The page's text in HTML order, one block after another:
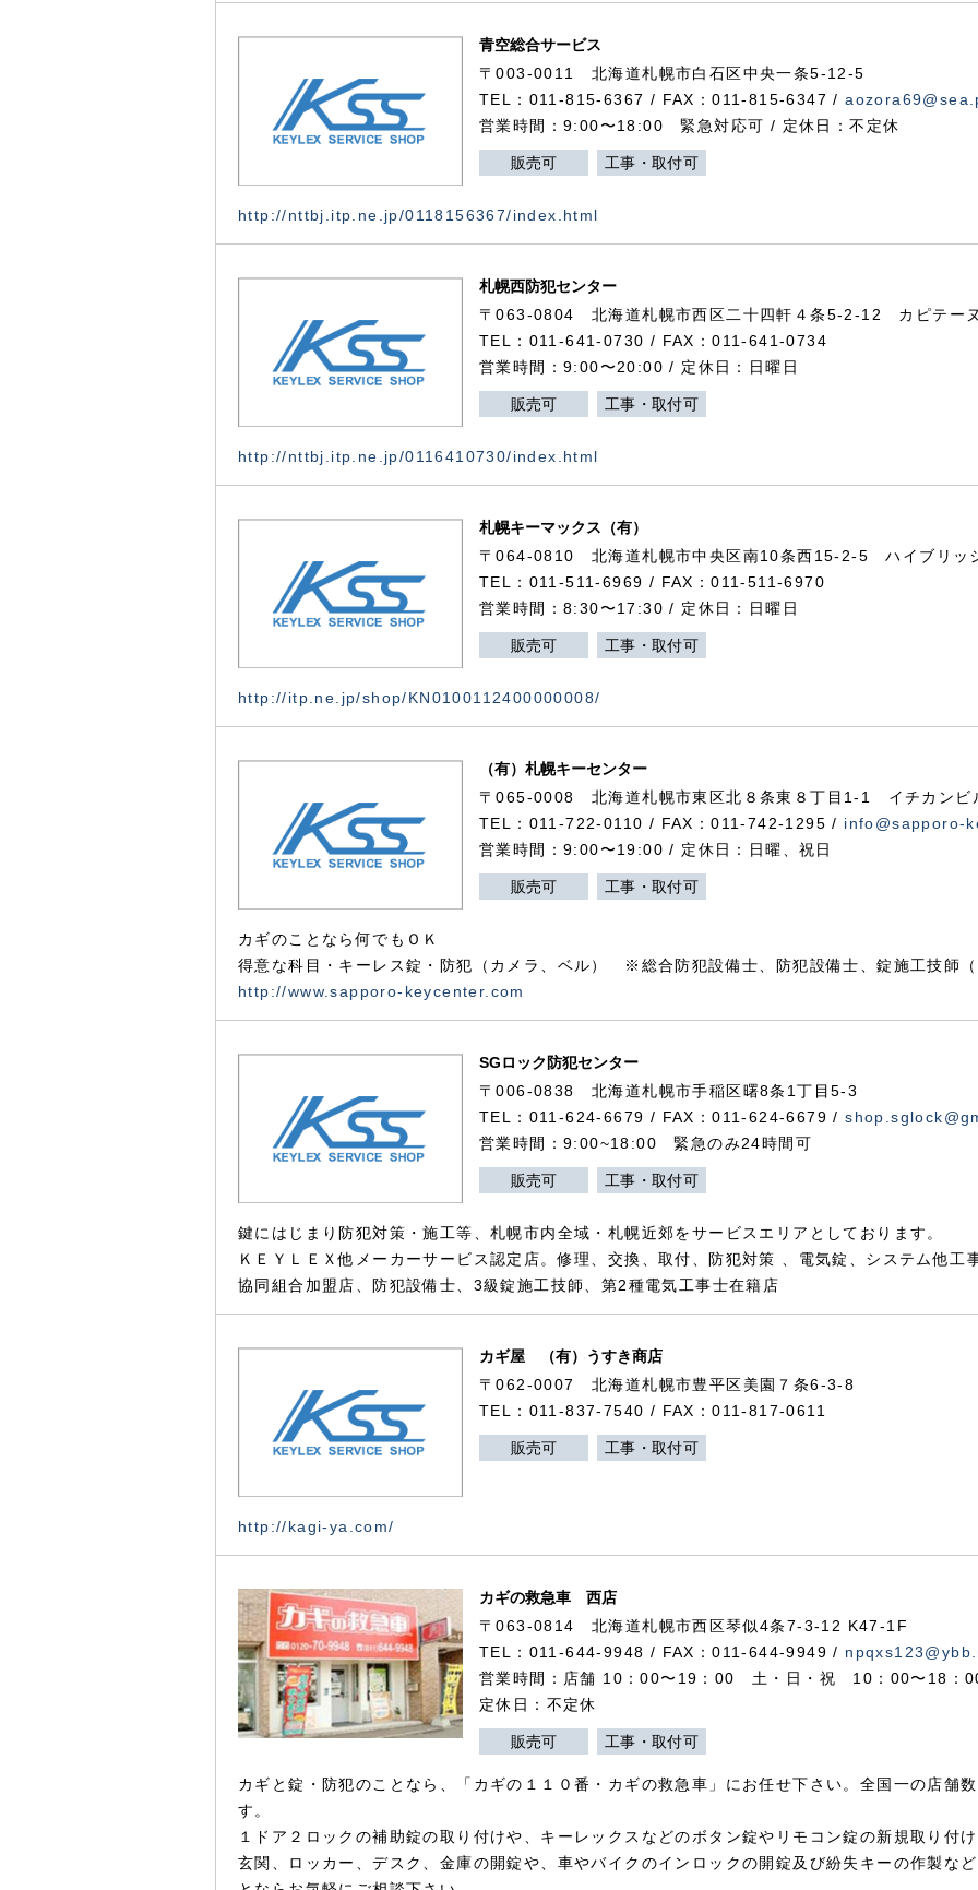
青空総合サービス
〒003-0011 北海道札幌市白石区中央一条5-12-5
TEL：011-815-6367 / FAX：011-815-6347 /
営業時間：9:00〜18:00 緊急対応可 / 定休日：不定休
販売可 工事・取付可
http://nttbj.itp.ne.jp/0118156367/index.html
札幌西防犯センター
〒063-0804 北海道札幌市西区二十四軒４条5-2-12 カピテー
TEL：011-641-0730 / FAX：011-641-0734
営業時間：9:00〜20:00 / 定休日：日曜日
販売可 工事・取付可
http://nttbj.itp.ne.jp/0116410730/index.html
札幌キーマックス（有）
〒064-0810 北海道札幌市中央区南10条西15-2-5 ハイブリッ
TEL：011-511-6969 / FAX：011-511-6970
営業時間：8:30〜17:30 / 定休日：日曜日
販売可 工事・取付可
http://itp.ne.jp/shop/KN0100112400000008/
（有）札幌キーセンター
〒065-0008 北海道札幌市東区北８条東８丁目1-1 イチカンビ
TEL：011-722-0110 / FAX：011-742-1295 / info@sapporo-
営業時間：9:00〜19:00 / 定休日：日曜、祝日
販売可 工事・取付可
カギのことなら何でもＯＫ
得意な科目・キーレス錠・防犯（カメラ、ベル） ※総合防犯設備士、防犯設備士、錠施工技師
http://www.sapporo-keycenter.com
SGロック防犯センター
〒006-0838 北海道札幌市手稲区曙8条1丁目5-3
TEL：011-624-6679 / FAX：011-624-6679 /
営業時間：9:00~18:00 緊急のみ24時間可
販売可 工事・取付可
鍵にはじまり防犯対策・施工等、札幌市内全域・札幌近郊をサービスエリアとしております。
ＫＥＹＬＥＸ他メーカーサービス認定店。修理、交換、取付、防犯対策 、電気錠、システム他工
協同組合加盟店、防犯設備士、3級錠施工技師、第2種電気工事士在籍店
カギ屋 （有）うすき商店
〒062-0007 北海道札幌市豊平区美園７条6-3-8
TEL：011-837-7540 / FAX：011-817-0611
販売可 工事・取付可
http://kagi-ya.com/
カギの救急車 西店
〒063-0814 北海道札幌市西区琴似4条7-3-12 K47-1F
TEL：011-644-9948 / FAX：011-644-9949 /
営業時間：店舗 10：00〜19：00 土・日・祝 10：00〜18：
定休日：不定休
販売可 工事・取付可
カギと錠・防犯のことなら、「カギの１１０番・カギの救急車」にお任せ下さい。全国一の店舗
す。
１ドア２ロックの補助錠の取り付けや、キーレックスなどのボタン錠やリモコン錠の新規取り付
玄関、ロッカー、デスク、金庫の開錠や、車やバイクのインロックの開錠及び紛失キーの作製な